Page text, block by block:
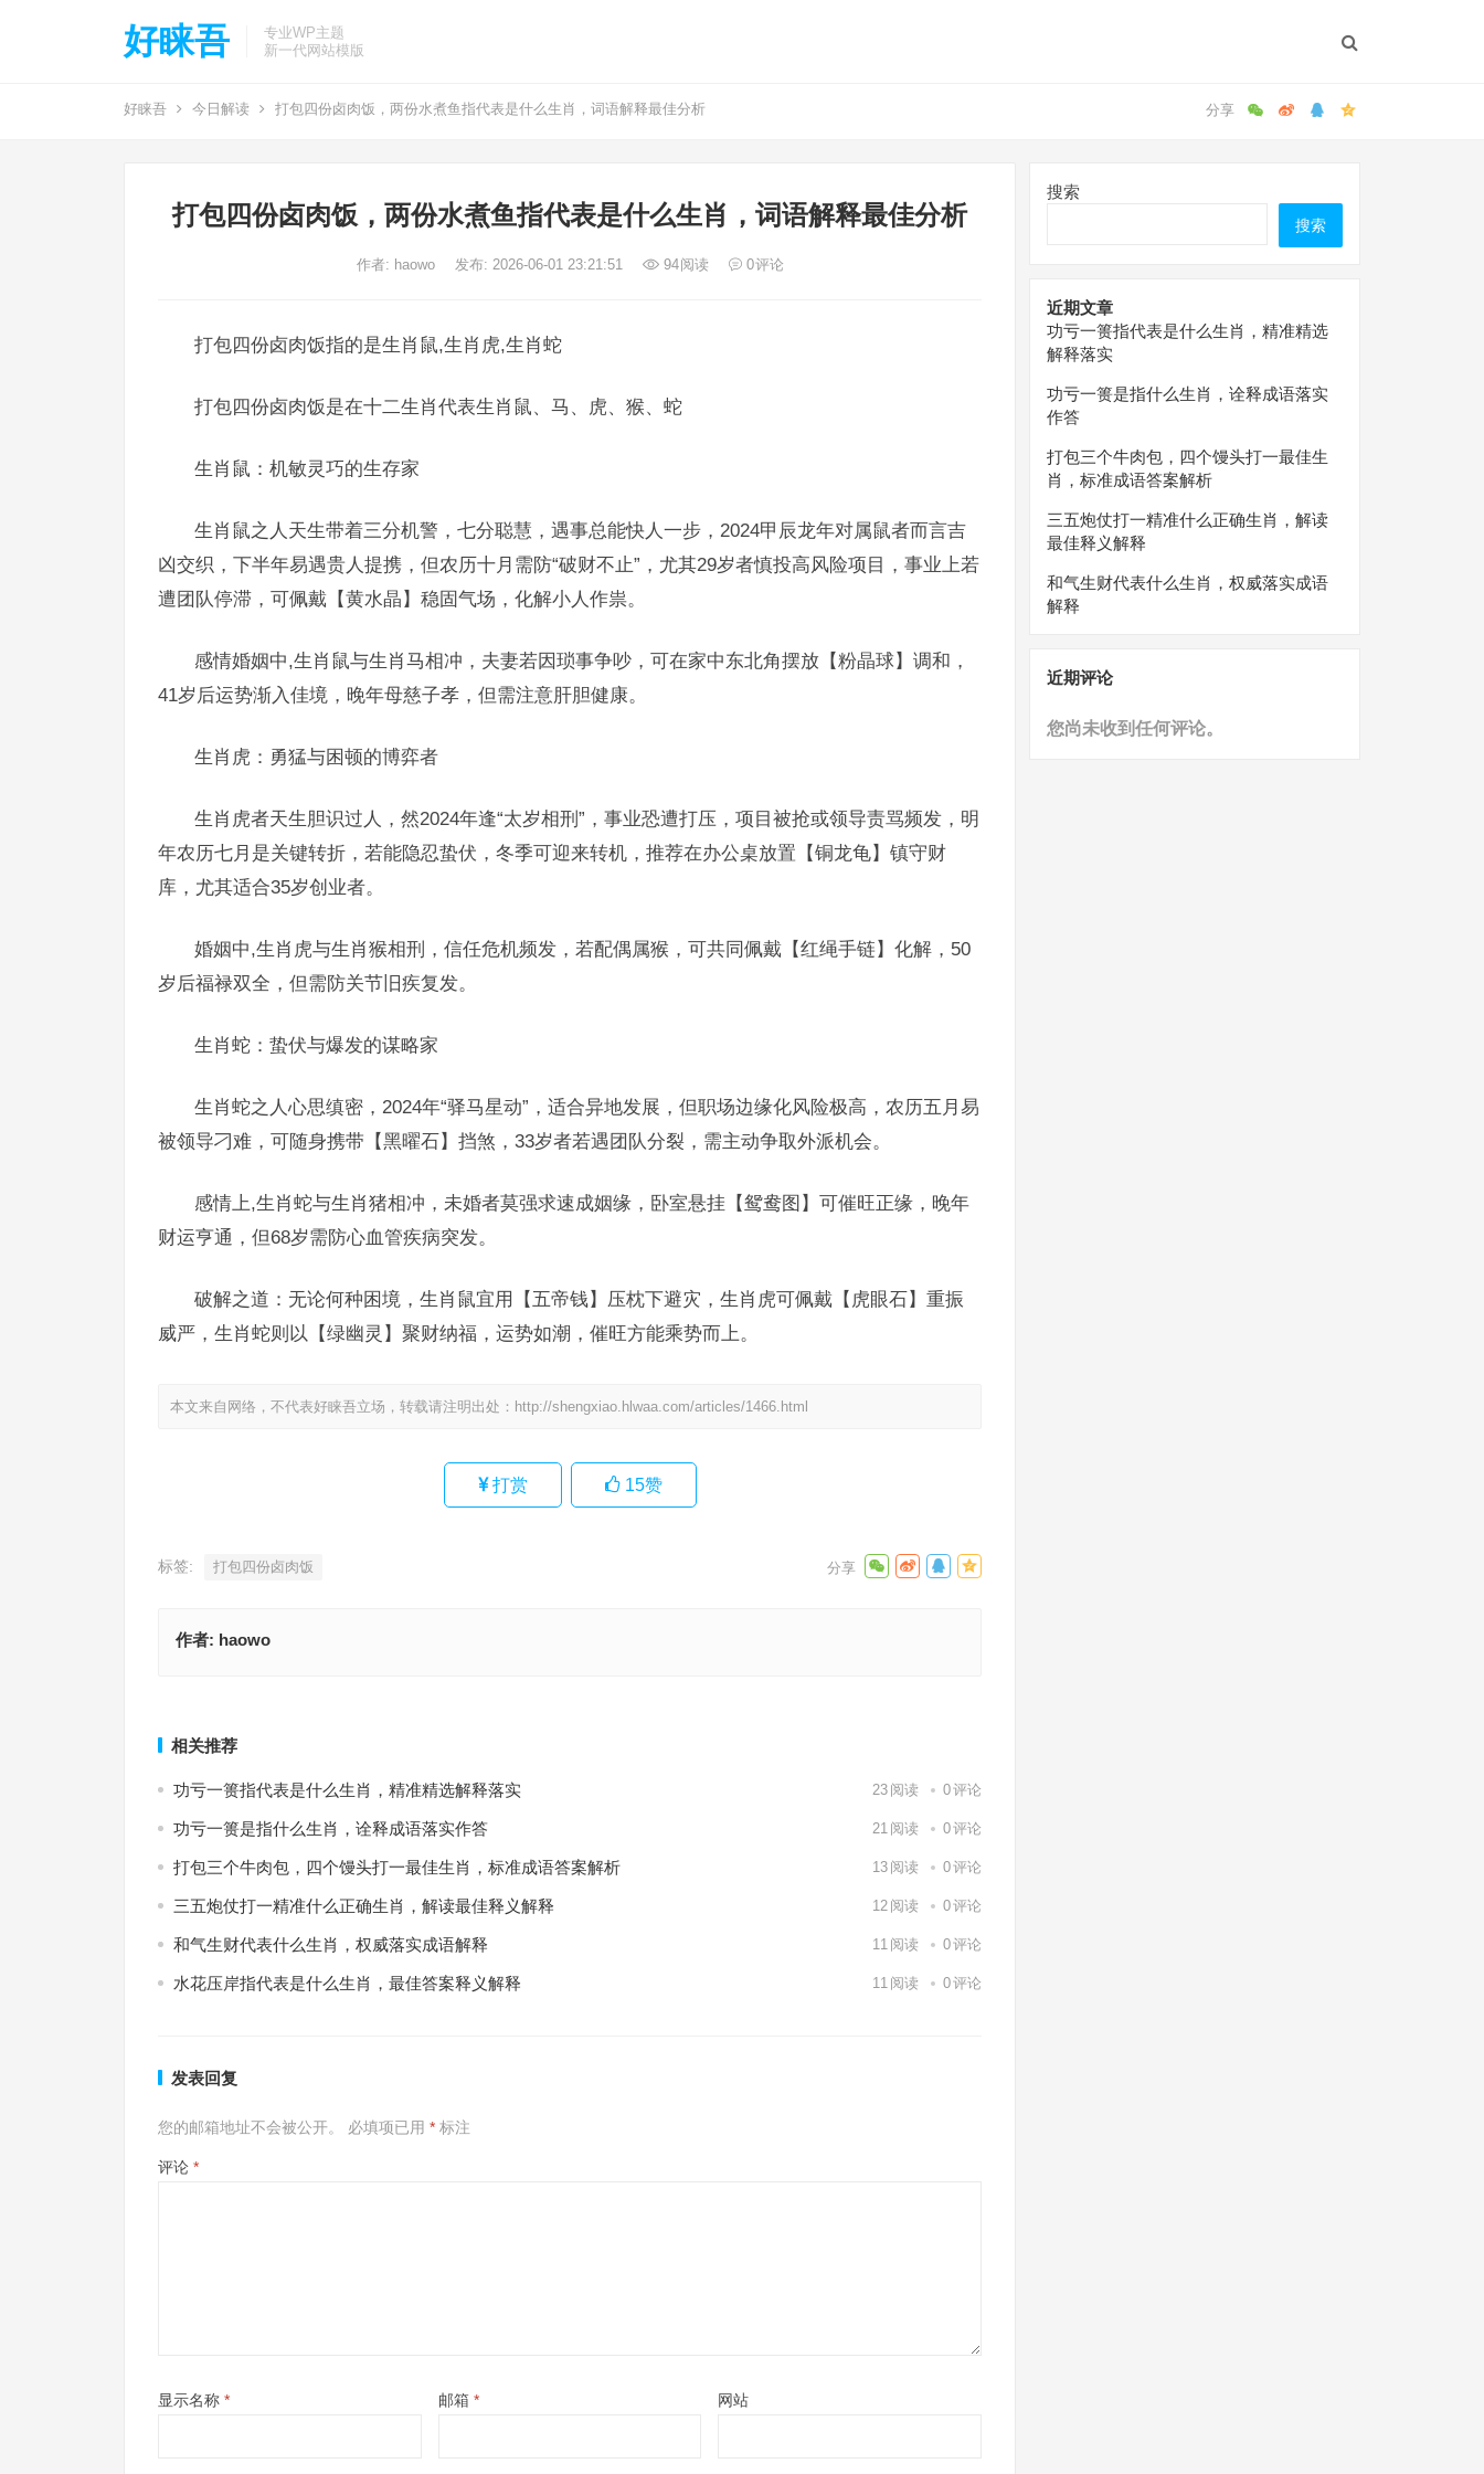
好睐吾
专业WP主题
新一代网站模版
好睐吾 今日解读 打包四份卤肉饭，两份水煮鱼指代表是什么生肖，词语解释最佳分析
打包四份卤肉饭，两份水煮鱼指代表是什么生肖，词语解释最佳分析
作者: haowo 发布: 2026-06-01 23:21:51 94阅读 0评论
打包四份卤肉饭指的是生肖鼠,生肖虎,生肖蛇
打包四份卤肉饭是在十二生肖代表生肖鼠、马、虎、猴、蛇
生肖鼠：机敏灵巧的生存家
生肖鼠之人天生带着三分机警，七分聪慧，遇事总能快人一步，2024甲辰龙年对属鼠者而言吉
凶交织，下半年易遇贵人提携，但农历十月需防“破财不止”，尤其29岁者慎投高风险项目，事业上若
遭团队停滞，可佩戴【黄水晶】稳固气场，化解小人作祟。
感情婚姻中,生肖鼠与生肖马相冲，夫妻若因琐事争吵，可在家中东北角摆放【粉晶球】调和，
41岁后运势渐入佳境，晚年母慈子孝，但需注意肝胆健康。
生肖虎：勇猛与困顿的博弈者
生肖虎者天生胆识过人，然2024年逢“太岁相刑”，事业恐遭打压，项目被抢或领导责骂频发，明
年农历七月是关键转折，若能隐忍蛰伏，冬季可迎来转机，推荐在办公桌放置【铜龙龟】镇守财
库，尤其适合35岁创业者。
婚姻中,生肖虎与生肖猴相刑，信任危机频发，若配偶属猴，可共同佩戴【红绳手链】化解，50
岁后福禄双全，但需防关节旧疾复发。
生肖蛇：蛰伏与爆发的谋略家
生肖蛇之人心思缜密，2024年“驿马星动”，适合异地发展，但职场边缘化风险极高，农历五月易
被领导刁难，可随身携带【黑曜石】挡煞，33岁者若遇团队分裂，需主动争取外派机会。
感情上,生肖蛇与生肖猪相冲，未婚者莫强求速成姻缘，卧室悬挂【鸳鸯图】可催旺正缘，晚年
财运亨通，但68岁需防心血管疾病突发。
破解之道：无论何种困境，生肖鼠宜用【五帝钱】压枕下避灾，生肖虎可佩戴【虎眼石】重振
威严，生肖蛇则以【绿幽灵】聚财纳福，运势如潮，催旺方能乘势而上。
本文来自网络，不代表好睐吾立场，转载请注明出处： http://shengxiao.hlwaa.com/articles/1466.html
打赏 15赞
标签: 打包四份卤肉饭
作者: haowo
相关推荐
功亏一篑指代表是什么生肖，精准精选解释落实 23 阅读 0评论
功亏一篑是指什么生肖，诠释成语落实作答 21 阅读 0评论
打包三个牛肉包，四个馒头打一最佳生肖，标准成语答案解析 13 阅读 0评论
三五炮仗打一精准什么正确生肖，解读最佳释义解释 12 阅读 0评论
和气生财代表什么生肖，权威落实成语解释 11 阅读 0评论
水花压岸指代表是什么生肖，最佳答案释义解释 11 阅读 0评论
发表回复
您的邮箱地址不会被公开。 必填项已用 * 标注
评论 *
显示名称 * 邮箱 * 网站
搜索
搜索
近期文章
功亏一篑指代表是什么生肖，精准精选
解释落实
功亏一篑是指什么生肖，诠释成语落实
作答
打包三个牛肉包，四个馒头打一最佳生
肖，标准成语答案解析
三五炮仗打一精准什么正确生肖，解读
最佳释义解释
和气生财代表什么生肖，权威落实成语
解释
近期评论
您尚未收到任何评论。